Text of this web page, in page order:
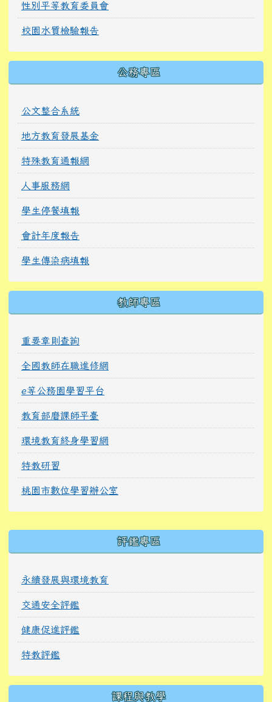
性別平等教育委員會
校園水質檢驗報告
公務專區
公文整合系統
地方教育發展基金
特殊教育通報網
人事服務網
學生停餐填報
會計年度報告
學生傳染病填報
教師專區
重要章則查詢
全國教師在職進修網
e等公務園學習平台
教育部磨課師平臺
環境教育終身學習網
特教研習
桃園市數位學習辦公室
評鑑專區
永續發展與環境教育
交通安全評鑑
健康促進評鑑
特教評鑑
課程與教學